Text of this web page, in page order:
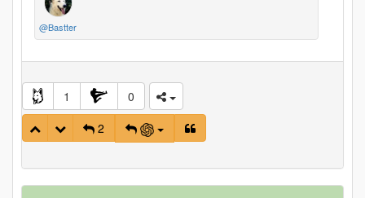
@Bastter
1
0
2